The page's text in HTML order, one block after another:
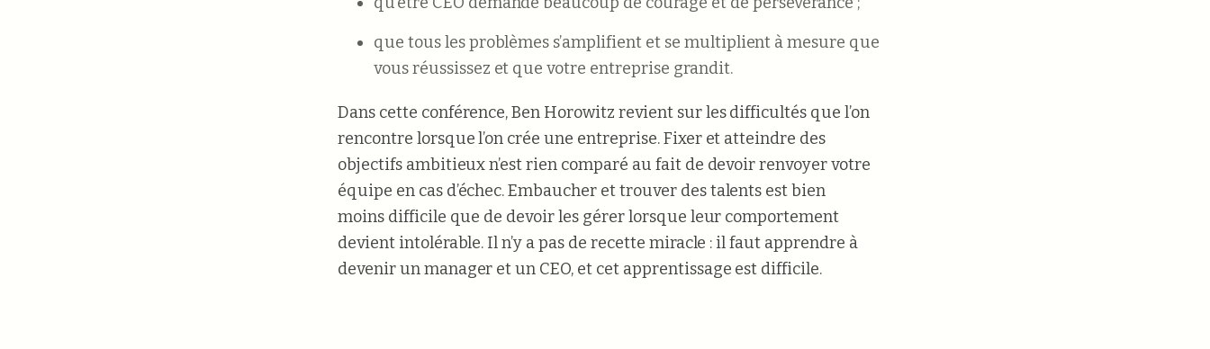
que tous les problèmes s’amplifient et se multiplient à mesure que
vous réussissez et que votre entreprise grandit.
Dans cette conférence, Ben Horowitz revient sur les difficultés que l’on
rencontre lorsque l’on crée une entreprise. Fixer et atteindre des
objectifs ambitieux n’est rien comparé au fait de devoir renvoyer votre
équipe en cas d’échec. Embaucher et trouver des talents est bien
moins difficile que de devoir les gérer lorsque leur comportement
devient intolérable. Il n’y a pas de recette miracle : il faut apprendre à
devenir un manager et un CEO, et cet apprentissage est difficile.